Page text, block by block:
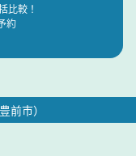
比較！
約
市）